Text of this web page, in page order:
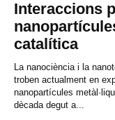
Interaccions
catalítica
La nanociència i la
troben actualment en
nanopartícules
dècada degut a...